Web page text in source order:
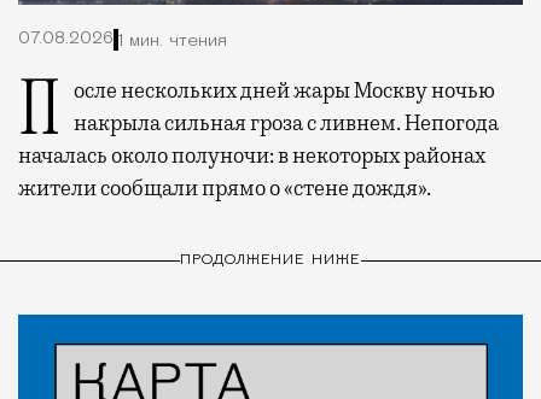
07.08.2026 1 мин. чтения
После нескольких дней жары Москву ночью накрыла сильная гроза с ливнем. Непогода
началась около полуночи: в некоторых районах
жители сообщали прямо о «стене дождя».
ПРОДОЛЖЕНИЕ НИЖЕ